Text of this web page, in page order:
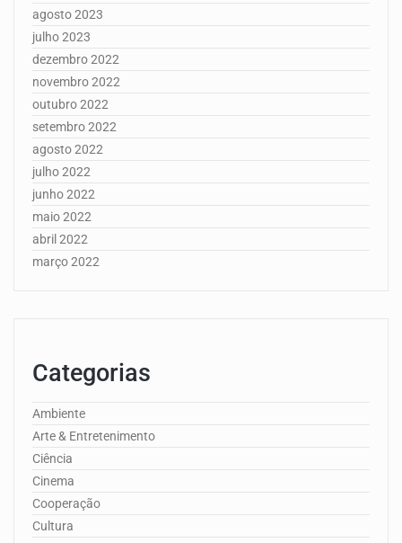
agosto 2023
julho 2023
dezembro 2022
novembro 2022
outubro 2022
setembro 2022
agosto 2022
julho 2022
junho 2022
maio 2022
abril 2022
março 2022
Categorias
Ambiente
Arte & Entretenimento
Ciência
Cinema
Cooperação
Cultura